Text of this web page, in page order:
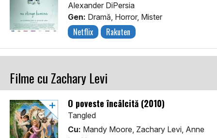
Alexander DiPersia
Gen: Dramă, Horror, Mister
Netflix Rakuten
Filme cu Zachary Levi
O poveste încâlcită (2010)
Tangled
Cu: Mandy Moore, Zachary Levi, Anne